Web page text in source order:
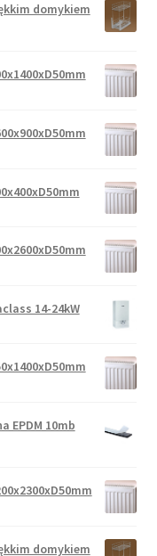
domykiem
14-24kW
EPDM 10mb
domykiem